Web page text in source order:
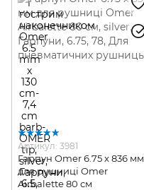
Артикул: 3981
Гарпун Omer 6.75 x 836 мм
для рушниці Omer
Airbalette 80 см